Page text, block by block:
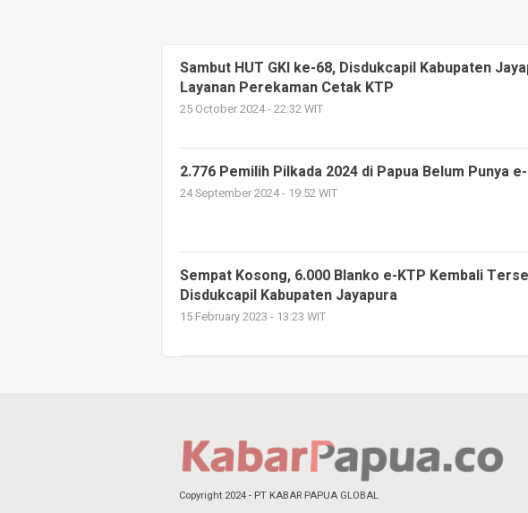
Sambut HUT GKI ke-68, Disdukcapil Kabupaten
Layanan Perekaman Cetak KTP
25 October 2024 - 22:32 WIT
2.776 Pemilih Pilkada 2024 di Papua Belum Punya
24 September 2024 - 19:52 WIT
Sempat Kosong, 6.000 Blanko e-KTP Kembali
Disdukcapil Kabupaten Jayapura
15 February 2023 - 13:23 WIT
Copyright 2024 - PT KABAR PAPUA GLOBAL